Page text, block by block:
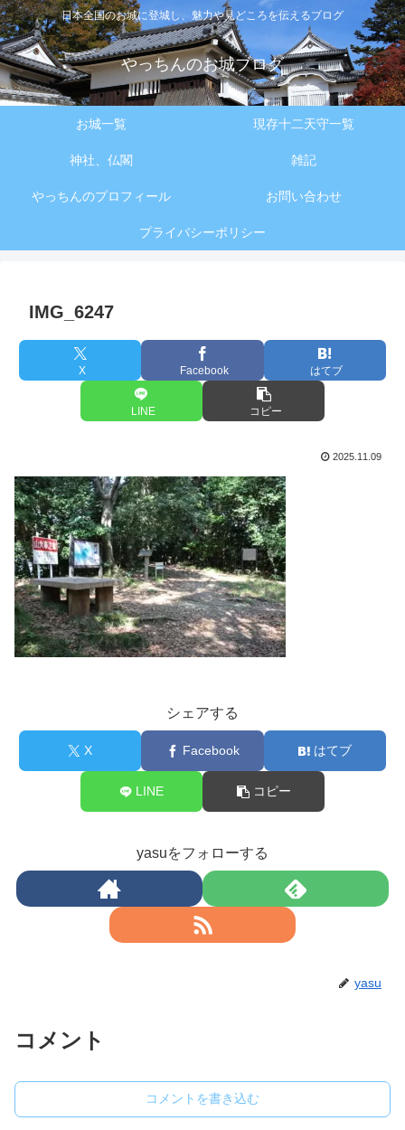
日本全国のお城に登城し、魅力や見どころを伝えるブログ
やっちんのお城ブログ
お城一覧 現存十二天守一覧
神社、仏閣 雑記
やっちんのプロフィール お問い合わせ
プライバシーポリシー
IMG_6247
X Facebook はてブ
LINE コピー
2025.11.09
シェアする
X Facebook はてブ
LINE コピー
yasuをフォローする
yasu
コメント
コメントを書き込む